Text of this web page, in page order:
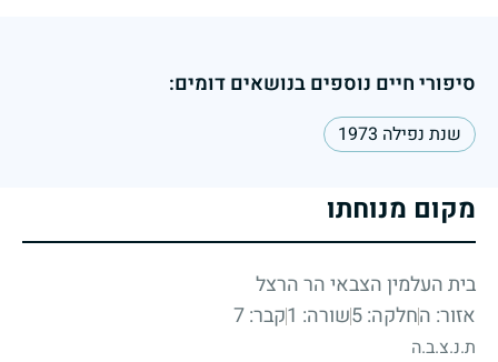
סיפורי חיים נוספים בנושאים דומים:
שנת נפילה 1973
מקום מנוחתו
בית העלמין הצבאי הר הרצל
אזור: החלקה: 5 שורה: 1 קבר: 7
ת.נ.צ.ב.ה